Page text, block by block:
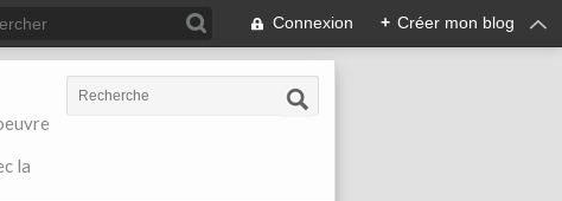
Connexion + Créer mon blog
la